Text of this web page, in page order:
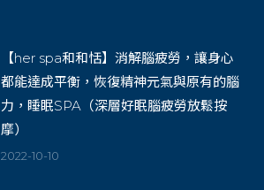
【her spa和和恬】消解腦疲勞，讓身心
都能達成平衡，恢復精神元氣與原有的腦
力，睡眠SPA（深層好眠腦疲勞放鬆按
摩）
2022-10-10